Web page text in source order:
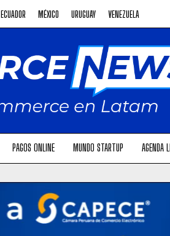
ECUADOR MÉXICO URUGUAY VENEZUELA
PAGOS ONLINE MUNDO STARTUP AGENDA